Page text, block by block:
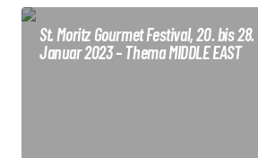
St. Moritz Gourmet Festival, 20. bis 28.
Januar 2023 – Thema MIDDLE EAST